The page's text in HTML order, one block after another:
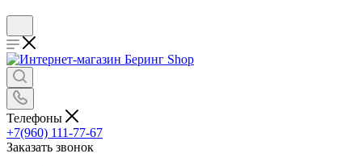
Телефоны
+7(960) 111-77-67
Заказать звонок